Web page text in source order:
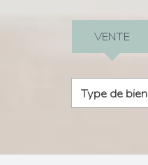
VENTE
Type de bien